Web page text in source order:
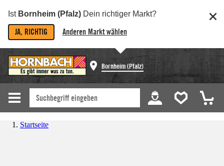
Ist Bornheim (Pfalz) Dein richtiger Markt?
JA, RICHTIG Anderen Markt wählen
Bornheim (Pfalz)
Startseite